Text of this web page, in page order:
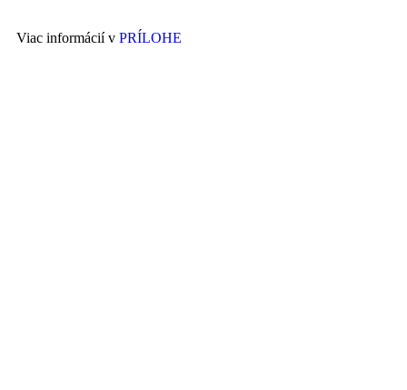
Viac informácií v PRÍLOHE